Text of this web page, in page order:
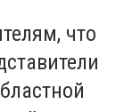
что